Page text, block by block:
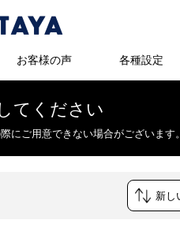
お客様の声 各種設定
てください
にご用意できない場合がございます。